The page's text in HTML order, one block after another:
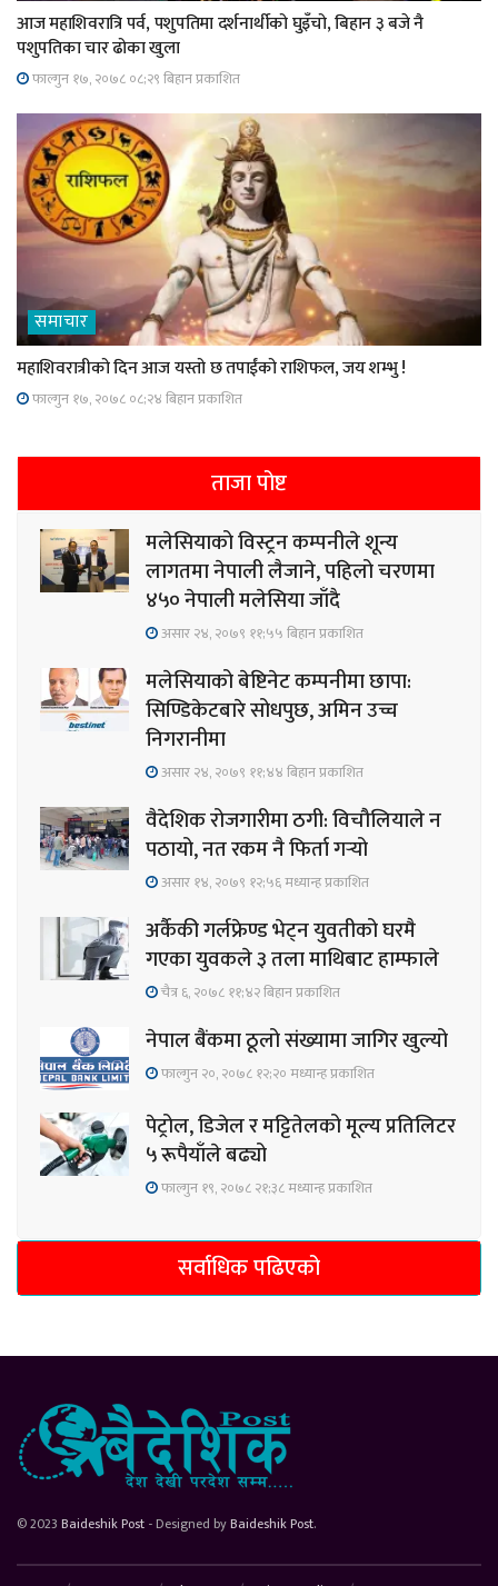
आज महाशिवरात्रि पर्व, पशुपतिमा दर्शनार्थीको घुइँचो, बिहान ३ बजे नै
पशुपतिका चार ढोका खुला
फाल्गुन १७, २०७८ ०८;२९ बिहान प्रकाशित
समाचार
महाशिवरात्रीको दिन आज यस्तो छ तपाईंको राशिफल, जय शम्भु !
फाल्गुन १७, २०७८ ०८;२४ बिहान प्रकाशित
ताजा पोष्ट
मलेसियाको विस्ट्रन कम्पनीले शून्य
लागतमा नेपाली लैजाने, पहिलो चरणमा
४५० नेपाली मलेसिया जाँदै
असार २४, २०७९ ११;५५ बिहान प्रकाशित
मलेसियाको बेष्टिनेट कम्पनीमा छापा:
सिण्डिकेटबारे सोधपुछ, अमिन उच्च
निगरानीमा
असार २४, २०७९ ११;४४ बिहान प्रकाशित
वैदेशिक रोजगारीमा ठगी: विचौलियाले न
पठायो, नत रकम नै फिर्ता गर्‍यो
असार १४, २०७९ १२;५६ मध्यान्ह प्रकाशित
अर्कैकी गर्लफ्रेण्ड भेट्न युवतीको घरमै
गएका युवकले ३ तला माथिबाट हाम्फाले
चैत्र ६, २०७८ ११;४२ बिहान प्रकाशित
नेपाल बैंकमा ठूलो संख्यामा जागिर खुल्यो
फाल्गुन २०, २०७८ १२;२० मध्यान्ह प्रकाशित
पेट्रोल, डिजेल र मट्टितेलको मूल्य प्रतिलिटर
५ रूपैयाँले बढ्यो
फाल्गुन १९, २०७८ २१;३८ मध्यान्ह प्रकाशित
सर्वाधिक पढिएको
© 2023 Baideshik Post - Designed byBaideshik Post.